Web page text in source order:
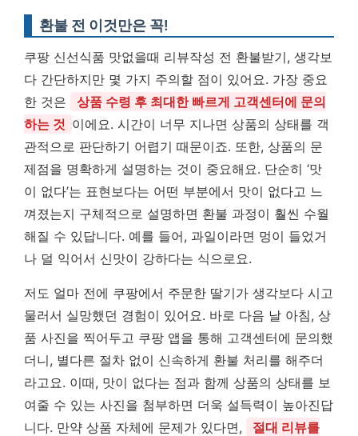
환불 전 이것만은 꼭!
쿠팡 신선식품 맛없을때 리뷰작성 전 환불받기, 생각보
다 간단하지만 몇 가지 주의할 점이 있어요. 가장 중요
한 것은
상품 수령 후 최대한 빠르게 고객센터에 문의
하는 것 이에요. 시간이 너무 지나면 상품의 상태를 객
관적으로 판단하기 어렵기 때문이죠. 또한, 상품의 문
제점을 명확하게 설명하는 것이 중요해요. 단순히 ‘맛
이 없다’는 표현보다는 어떤 부분에서 맛이 없다고 느
껴졌는지 구체적으로 설명하면 환불 과정이 훨씬 수월
해질 수 있답니다. 예를 들어, 과일이라면 멍이 들었거
나 덜 익어서 신맛이 강하다는 식으로요.
저도 얼마 전에 쿠팡에서 주문한 딸기가 생각보다 시고
물러서 실망했던 경험이 있어요. 바로 다음 날 아침, 상
품 사진을 찍어두고 쿠팡 앱을 통해 고객센터에 문의했
더니, 별다른 절차 없이 신속하게 환불 처리를 해주더
라고요. 이때, 맛이 없다는 점과 함께 상품의 상태를 보
여줄 수 있는 사진을 첨부하면 더욱 설득력이 높아진답
니다. 만약 상품 자체에 문제가 있다면,
절대 리뷰를